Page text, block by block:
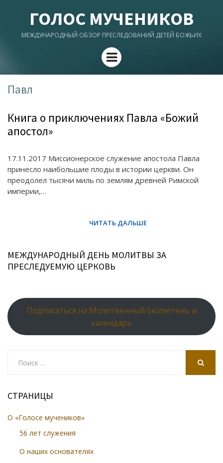
ГОЛОС МУЧЕНИКОВ
МЕЖДУНАРОДНЫЙ ОБЗОР ПРЕСЛЕДОВАНИЙ ДЕТЕЙ БОЖЬИХ
Menu
Павл
Книга о приключениях Павла «Божий
апостол»
17.11.2017 Миссионерское служение апостола Павла
принесло наибольшие плоды в истории церкви. Он
преодолел тысячи миль по землям древней Римской
империи,…
МЕЖДУНАРОДНЫЙ ДЕНЬ МОЛИТВЫ ЗА
ПРЕСЛЕДУЕМУЮ ЦЕРКОВЬ
Подписаться на Молитвенный бюллетень и
календарь
СТРАНИЦЫ
О «Голосе мучеников»
56 лет служения
О наших основателях